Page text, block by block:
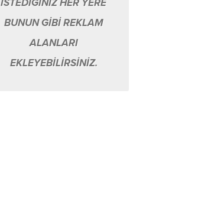
İSTEDİĞİNİZ HER YERE
BUNUN GİBİ REKLAM
ALANLARI
EKLEYEBİLİRSİNİZ.